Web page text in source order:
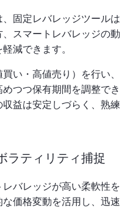
固定レバレッジツールは
スマートレバレッジの動
減できます。
い・高値売り）を行い、
つつ保有期間を調整でき
益は安定しづらく、熟練
ラティリティ捕捉
バレッジが高い柔軟性を
価格変動を活用し、迅速